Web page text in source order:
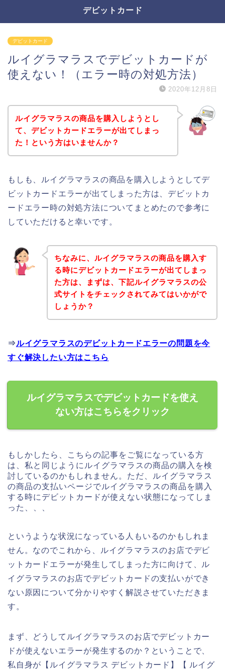
デビットカード
デビットカード
ルイグラマラスでデビットカードが
使えない！（エラー時の対処方法）
2020年12月8日
ルイグラマラスの商品を購入しようとし
て、デビットカードエラーが出てしまっ
た！という方はいませんか？
もしも、ルイグラマラスの商品を購入しようとしてデ
ビットカードエラーが出てしまった方は、デビットカ
ードエラー時の対処方法についてまとめたので参考に
していただけると幸いです。
ちなみに、ルイグラマラスの商品を購入す
る時にデビットカードエラーが出てしまっ
た方は、まずは、下記ルイグラマラスの公
式サイトをチェックされてみてはいかがで
しょうか？
⇒ルイグラマラスのデビットカードエラーの問題を今
すぐ解決したい方はこちら
ルイグラマラスでデビットカードを使え
ない方はこちらをクリック
もしかしたら、こちらの記事をご覧になっている方
は、私と同じようにルイグラマラスの商品の購入を検
討しているのかもしれません。ただ、ルイグラマラス
の商品の支払いページでルイグラマラスの商品を購入
する時にデビットカードが使えない状態になってしま
った、、、
というような状況になっている人もいるのかもしれま
せん。なのでこれから、ルイグラマラスのお店でデビ
ットカードエラーが発生してしまった方に向けて、ル
イグラマラスのお店でデビットカードの支払いができ
ない原因について分かりやすく解説させていただきま
す。
まず、どうしてルイグラマラスのお店でデビットカー
ドが使えないエラーが発生するのか？ということで、
私自身が【ルイグラマラス デビットカード】【 ルイグ